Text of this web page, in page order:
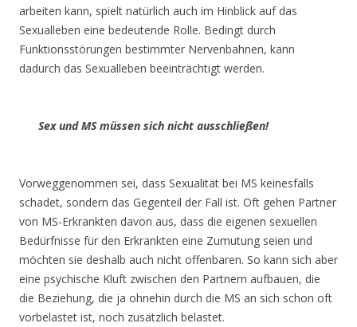
arbeiten kann, spielt natürlich auch im Hinblick auf das
Sexualleben eine bedeutende Rolle. Bedingt durch
Funktionsstörungen bestimmter Nervenbahnen, kann
dadurch das Sexualleben beeinträchtigt werden.
Sex und MS müssen sich nicht ausschließen!
Vorweggenommen sei, dass Sexualität bei MS keinesfalls
schadet, sondern das Gegenteil der Fall ist. Oft gehen Partner
von MS-Erkrankten davon aus, dass die eigenen sexuellen
Bedürfnisse für den Erkrankten eine Zumutung seien und
möchten sie deshalb auch nicht offenbaren. So kann sich aber
eine psychische Kluft zwischen den Partnern aufbauen, die
die Beziehung, die ja ohnehin durch die MS an sich schon oft
vorbelastet ist, noch zusätzlich belastet.